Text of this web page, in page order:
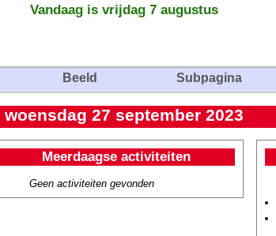
Vandaag is vrijdag 7 augustus
Beeld Subpagina
woensdag 27 september 2023
Meerdaagse activiteiten
Geen activiteiten gevonden